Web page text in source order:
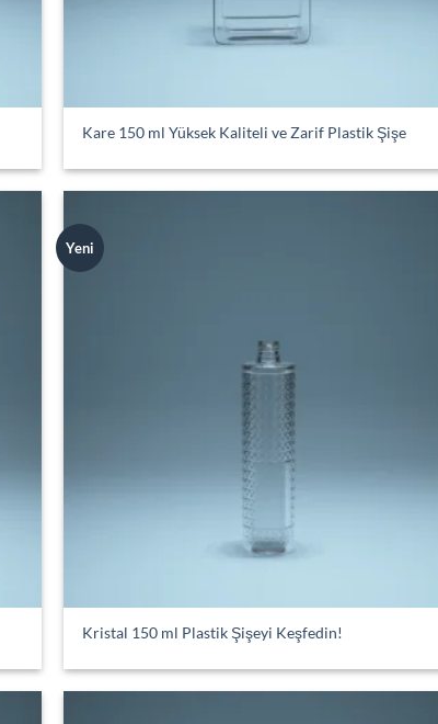
Kare 150 ml Yüksek Kaliteli ve Zarif Plastik Şişe
Yeni
Kristal 150 ml Plastik Şişeyi Keşfedin!